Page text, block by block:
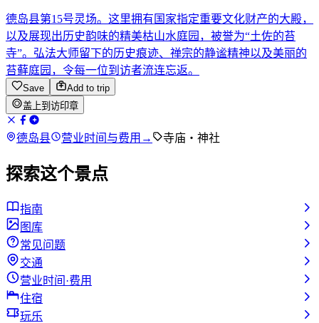
德岛县第15号灵场。这里拥有国家指定重要文化财产的大殿，
以及展现出历史韵味的精美枯山水庭园，被誉为“土佐的苔
寺”。弘法大师留下的历史痕迹、禅宗的静谧精神以及美丽的
苔藓庭园，令每一位到访者流连忘返。
Save
Add to trip
盖上到访印章
德岛县 营业时间与费用 → 寺庙・神社
探索这个景点
指南
图库
常见问题
交通
营业时间·费用
住宿
玩乐